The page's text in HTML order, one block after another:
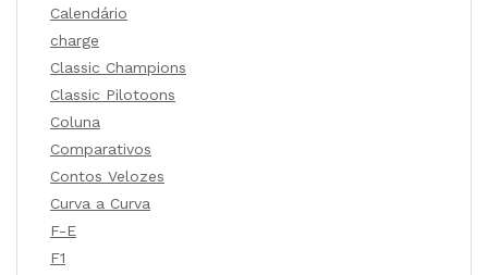
Calendário
charge
Classic Champions
Classic Pilotoons
Coluna
Comparativos
Contos Velozes
Curva a Curva
F-E
F1